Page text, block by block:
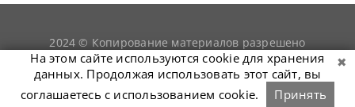
2024 © Копирование материалов разрешено
только при условии гиперссылки наsnookerist.ru
На этом сайте используются cookie для хранения
данных. Продолжая использовать этот сайт, вы
соглашаетесь с использованием cookie.
Принять